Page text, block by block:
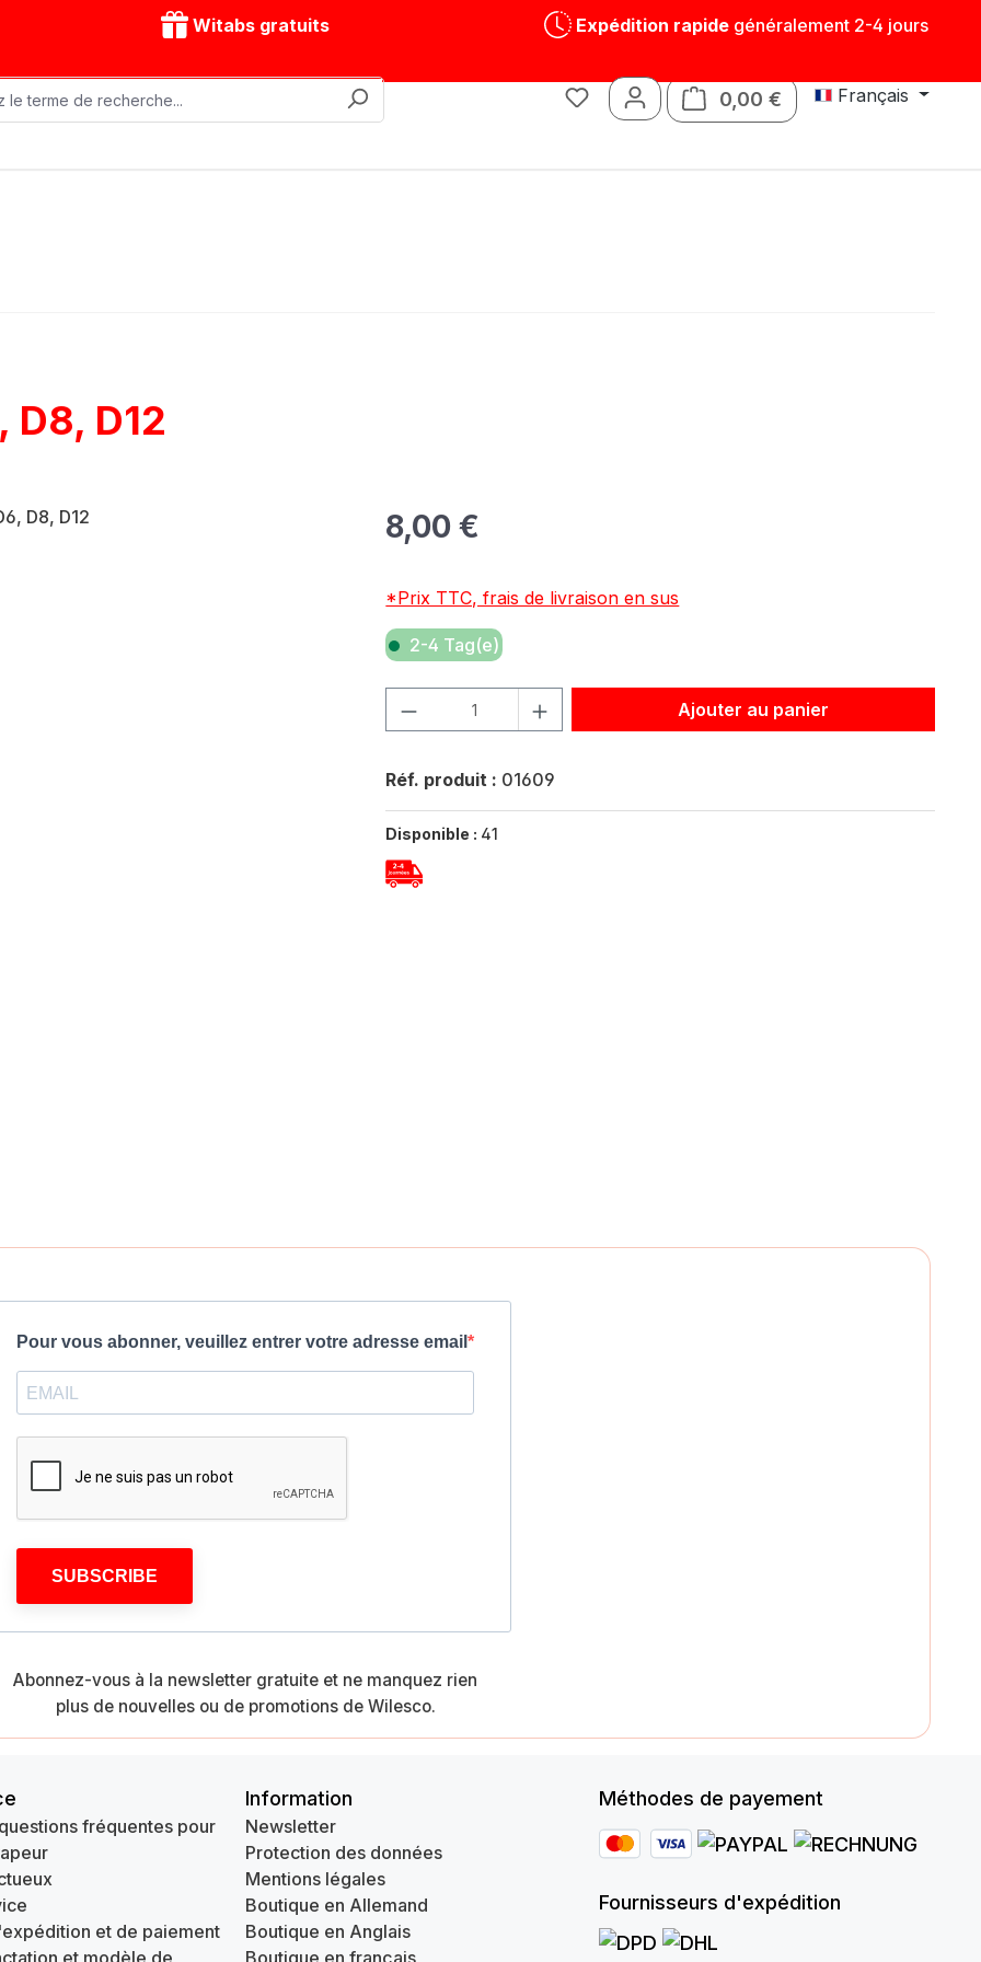
Witabs gratuits Expédition rapidegénéralement 2-4 jours
0,00 € Le panier contient 0
Français
mobiles Accessoires Modèles d'entraînement Pièces détachées
D8, D12
Prix régulier :
8,00 €
*Prix TTC, frais de livraison en sus
2-4 Tag(e)
Quantité de produit : Entrez la quantité souhaitée ou utilisez les
Ajouter au panier
Réf. produit : 01609
Disponible : 41
Pour vous abonner, veuillez entrer votre adresse email
SUBSCRIBE
Abonnez-vous à la newsletter gratuite et ne manquez rien
plus de nouvelles ou de promotions de Wilesco.
fréquentes pour
et de paiement
et modèle de
Information
Newsletter
Protection des données
Mentions légales
Boutique en Allemand
Boutique en Anglais
Boutique en français
Méthodes de payement
Fournisseurs d'expédition